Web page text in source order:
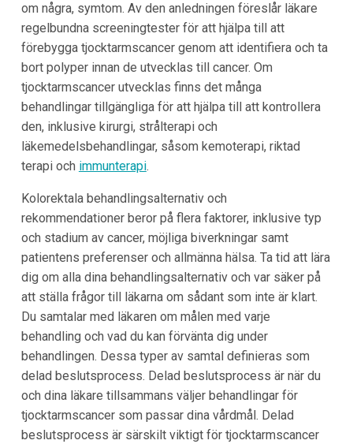
om några, symtom. Av den anledningen föreslår läkare
regelbundna screeningtester för att hjälpa till att
förebygga tjocktarmscancer genom att identifiera och ta
bort polyper innan de utvecklas till cancer. Om
tjocktarmscancer utvecklas finns det många
behandlingar tillgängliga för att hjälpa till att kontrollera
den, inklusive kirurgi, strålterapi och
läkemedelsbehandlingar, såsom kemoterapi, riktad
terapi och immunterapi.
Kolorektala behandlingsalternativ och
rekommendationer beror på flera faktorer, inklusive typ
och stadium av cancer, möjliga biverkningar samt
patientens preferenser och allmänna hälsa. Ta tid att lära
dig om alla dina behandlingsalternativ och var säker på
att ställa frågor till läkarna om sådant som inte är klart.
Du samtalar med läkaren om målen med varje
behandling och vad du kan förvänta dig under
behandlingen. Dessa typer av samtal definieras som
delad beslutsprocess. Delad beslutsprocess är när du
och dina läkare tillsammans väljer behandlingar för
tjocktarmscancer som passar dina vårdmål. Delad
beslutsprocess är särskilt viktigt för tjocktarmscancer